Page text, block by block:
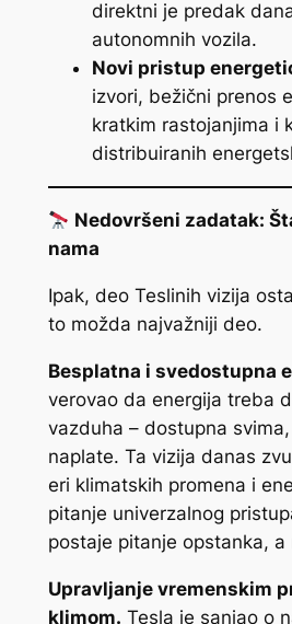
direktni je predak
autonomnih vozila.
Novi pristup
izvori, bežični prenos
kratkim rastojanjima i
distribuiranih
Nedovršeni zadatak:
nama
Ipak, deo Teslinih vizija
to možda najvažniji deo.
Besplatna i svedostupna
verovao da energija treba
vazduha – dostupna
naplate. Ta vizija danas
eri klimatskih promena i
pitanje univerzalnog
postaje pitanje opstanka, a
Upravljanje vremenskim
klimom. Tesla je sanjao o